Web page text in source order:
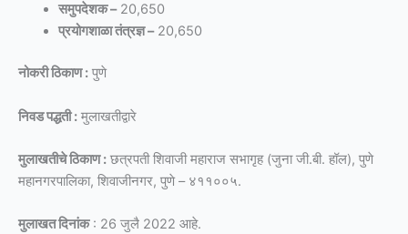
समुपदेशक –20,650
प्रयोगशाळा तंत्रज्ञ –20,650
नोकरी ठिकाण : पुणे
निवड पद्धती : मुलाखतीद्वारे
मुलाखतीचे ठिकाण : छत्रपती शिवाजी महाराज सभागृह (जुना जी.बी. हॉल), पुणे
महानगरपालिका, शिवाजीनगर, पुणे – ४११००५.
मुलाखत दिनांक: 26 जुलै 2022 आहे.